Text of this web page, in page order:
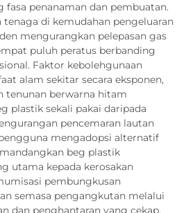
fasa penanaman dan pembuatan.
tenaga di kemudahan pengeluaran
mengurangkan pelepasan gas
puluh peratus berbanding
Faktor kebolehgunaan
alam sekitar secara eksponen,
tenunan berwarna hitam
plastik sekali pakai daripada
pencemaran lautan
mengadopsi alternatif
beg plastik
utama kepada kerosakan
pembungkusan
semasa pengangkutan melalui
dan penghantaran yang cekap.